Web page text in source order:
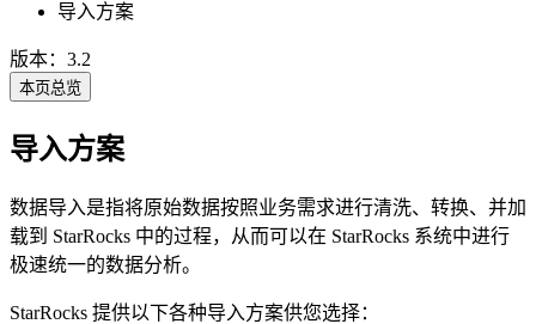
导入方案
版本：3.2
本页总览
导入方案
数据导入是指将原始数据按照业务需求进行清洗、转换、并加
载到 StarRocks 中的过程，从而可以在 StarRocks 系统中进行
极速统一的数据分析。
StarRocks 提供以下各种导入方案供您选择：